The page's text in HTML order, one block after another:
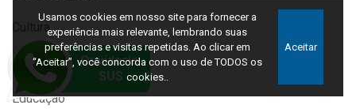
Cultura
Desporto
Educação
Usamos cookies em nosso site para fornecer a
experiência mais relevante, lembrando suas
preferências e visitas repetidas. Ao clicar em
“Aceitar”, você concorda com o uso de TODOS os
cookies..
Aceitar